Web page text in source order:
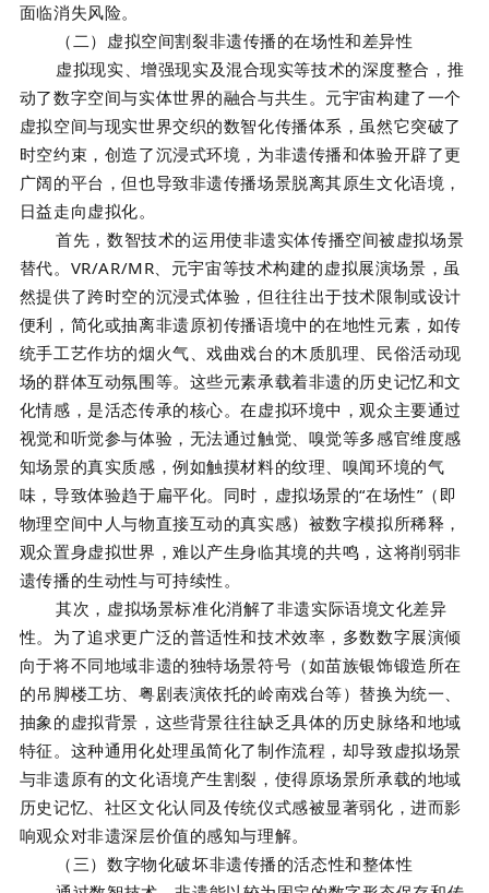
面临消失风险。
（二）虚拟空间割裂非遗传播的在场性和差异性
虚拟现实、增强现实及混合现实等技术的深度整合，推
动了数字空间与实体世界的融合与共生。元宇宙构建了一个
虚拟空间与现实世界交织的数智化传播体系，虽然它突破了
时空约束，创造了沉浸式环境，为非遗传播和体验开辟了更
广阔的平台，但也导致非遗传播场景脱离其原生文化语境，
日益走向虚拟化。
首先，数智技术的运用使非遗实体传播空间被虚拟场景
替代。VR/AR/MR、元宇宙等技术构建的虚拟展演场景，虽
然提供了跨时空的沉浸式体验，但往往出于技术限制或设计
便利，简化或抽离非遗原初传播语境中的在地性元素，如传
统手工艺作坊的烟火气、戏曲戏台的木质肌理、民俗活动现
场的群体互动氛围等。这些元素承载着非遗的历史记忆和文
化情感，是活态传承的核心。在虚拟环境中，观众主要通过
视觉和听觉参与体验，无法通过触觉、嗅觉等多感官维度感
知场景的真实质感，例如触摸材料的纹理、嗅闻环境的气
味，导致体验趋于扁平化。同时，虚拟场景的“在场性”（即
物理空间中人与物直接互动的真实感）被数字模拟所稀释，
观众置身虚拟世界，难以产生身临其境的共鸣，这将削弱非
遗传播的生动性与可持续性。
其次，虚拟场景标准化消解了非遗实际语境文化差异
性。为了追求更广泛的普适性和技术效率，多数数字展演倾
向于将不同地域非遗的独特场景符号（如苗族银饰锻造所在
的吊脚楼工坊、粤剧表演依托的岭南戏台等）替换为统一、
抽象的虚拟背景，这些背景往往缺乏具体的历史脉络和地域
特征。这种通用化处理虽简化了制作流程，却导致虚拟场景
与非遗原有的文化语境产生割裂，使得原场景所承载的地域
历史记忆、社区文化认同及传统仪式感被显著弱化，进而影
响观众对非遗深层价值的感知与理解。
（三）数字物化破坏非遗传播的活态性和整体性